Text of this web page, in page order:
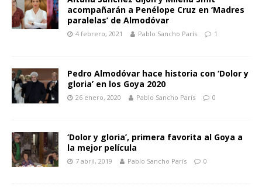
acompañarán a Penélope Cruz en ‘Madres
paralelas’ de Almodóvar
4 febrero, 2021 Pablo Sancho París 1
Pedro Almodóvar hace historia con ‘Dolor y
gloria’ en los Goya 2020
26 enero, 2020 Pablo Sancho París 0
‘Dolor y gloria’, primera favorita al Goya a
la mejor película
7 abril, 2019 Pablo Sancho París 0